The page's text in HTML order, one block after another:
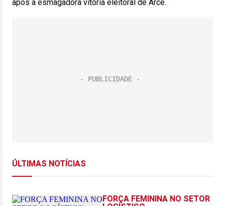
após a esmagadora vitória eleitoral de Arce.